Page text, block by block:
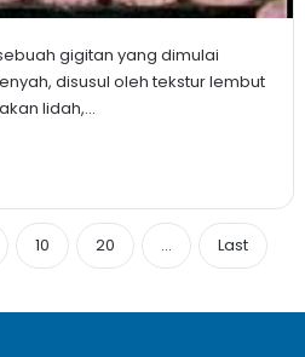
gigitan yang dimulai
disusul oleh tekstur lembut
lidah,…
10 20 ... Last